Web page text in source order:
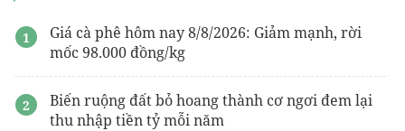
chi tiết dự án tt genesis nhà bècủa TT Capital
Imperia Sky Park Hà Nội
Thông tin vềcăn hộ fenica dĩ an
Giá cà phê hôm nay 8/8/2026: Giảm mạnh, rời
mốc 98.000 đồng/kg
Biến ruộng đất bỏ hoang thành cơ ngơi đem lại
thu nhập tiền tỷ mỗi năm